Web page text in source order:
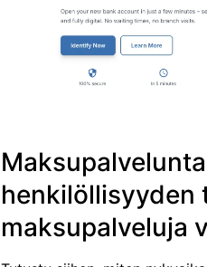
henkilöllisyyden
maksupalveluja